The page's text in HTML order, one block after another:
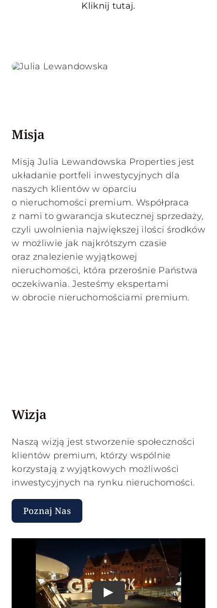
Kliknij tutaj.
Misja
Misją Julia Lewandowska Properties jest
układanie portfeli inwestycyjnych dla
naszych klientów w oparciu
o nieruchomości premium. Współpraca
z nami to gwarancja skutecznej sprzedaży,
czyli uwolnienia największej ilości środków
w możliwie jak najkrótszym czasie
oraz znalezienie wyjątkowej
nieruchomości, która przerośnie Państwa
oczekiwania. Jesteśmy ekspertami
w obrocie nieruchomościami premium.
Wizja
Naszą wizją jest stworzenie społeczności
klientów premium, którzy wspólnie
korzystają z wyjątkowych możliwości
inwestycyjnych na rynku nieruchomości.
Poznaj Nas
Play